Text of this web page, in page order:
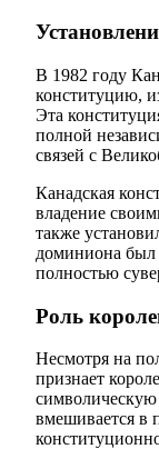
В 1982 году
конституцию,
Эта
полной
связей с
Канадская
владение
также
доминиона был
полностью
Роль
Несмотря на
признает
символическую
вмешивается в